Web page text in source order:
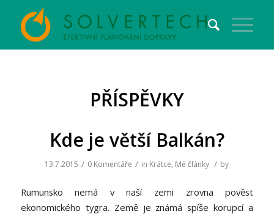
PŘÍSPĚVKY
Kde je větší Balkán?
13.7.2015 / 0 Komentáře / in Krátce, Mé články / by
Rumunsko nemá v naší zemi zrovna pověst
ekonomického tygra. Země je známá spíše korupcí a